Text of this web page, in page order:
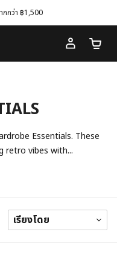
กกว่า ฿1,500
จำนว
Essentials. These
retro vibes with...